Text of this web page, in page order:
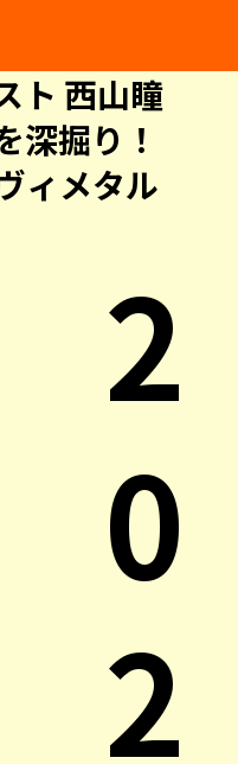
ト 西山瞳
深掘り！
ィメタル
2
0
2